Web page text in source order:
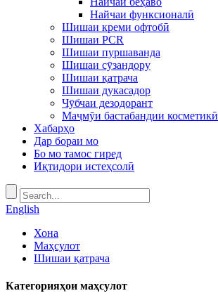
Найчаи функсионалӣ
Шишаи креми офтобӣ
Шишаи PCR
Шишаи пуршаванда
Шишаи сӯзандору
Шишаи қатрача
Шишаи дукасадор
Чӯбчаи дезодорант
Маҷмӯи бастабандии косметикӣ
Хабарҳо
Дар бораи мо
Бо мо тамос гиред
Иқтидори истеҳсолӣ
English
Хона
Маҳсулот
Шишаи қатрача
Категорияҳои маҳсулот